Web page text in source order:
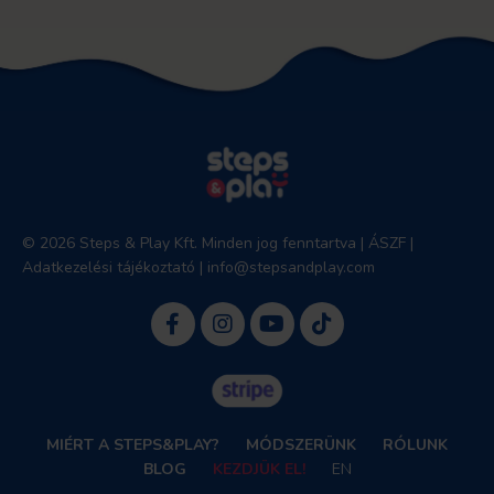
© 2026 Steps & Play Kft. Minden jog fenntartva | ÁSZF |
Adatkezelési tájékoztató | info@stepsandplay.com
MIÉRT A STEPS&PLAY? MÓDSZERÜNK
RÓLUNK
BLOG
KEZDJÜK EL! EN